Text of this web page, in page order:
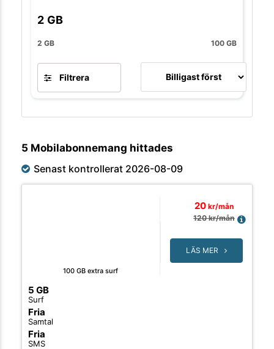
2 GB
2 GB 100 GB
Filtrera
5 Mobilabonnemang hittades
Senast kontrollerat 2026-08-09
100 GB extra surf
5 GB
Surf
Fria
Samtal
Fria
SMS
20 kr/mån
120 kr/mån
LÄS MER